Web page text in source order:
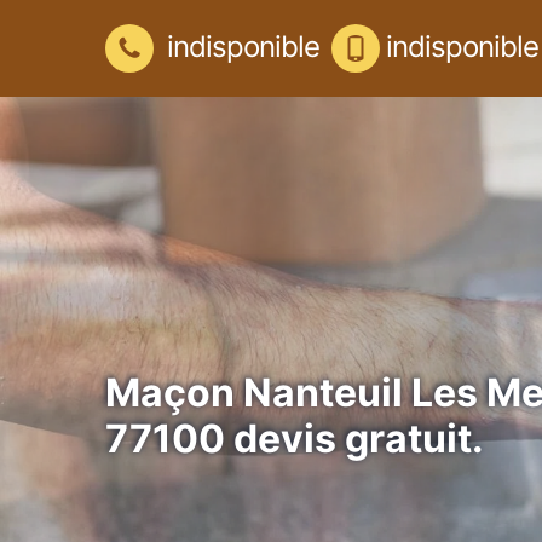
indisponible indisponible
Maçon Nanteuil Les
77100 devis gratuit.